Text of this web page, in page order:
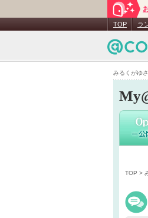
みるくがゆ
TOP ラ
TOP >